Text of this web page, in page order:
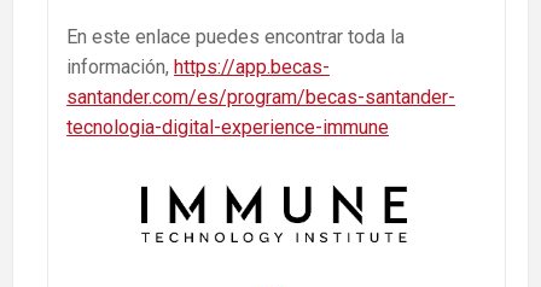
En este enlace puedes encontrar toda la
información, https://app.becas-
santander.com/es/program/becas-santander-
tecnologia-digital-experience-immune